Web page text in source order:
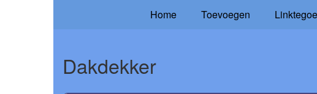
Home Toevoegen
Dakdekker